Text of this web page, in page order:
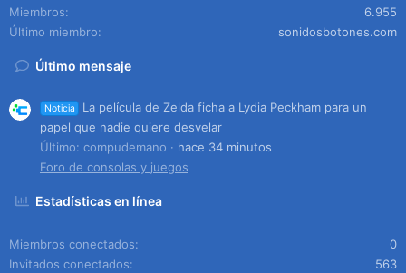
Miembros
6.955
Último miembro
sonidosbotones.com
Último mensaje
Noticia
La película de Zelda ficha a Lydia Peckham para un
papel que nadie quiere desvelar
Último: compudemano
hace 34 minutos
Foro de consolas y juegos
Estadísticas en línea
Miembros conectados
0
Invitados conectados
563